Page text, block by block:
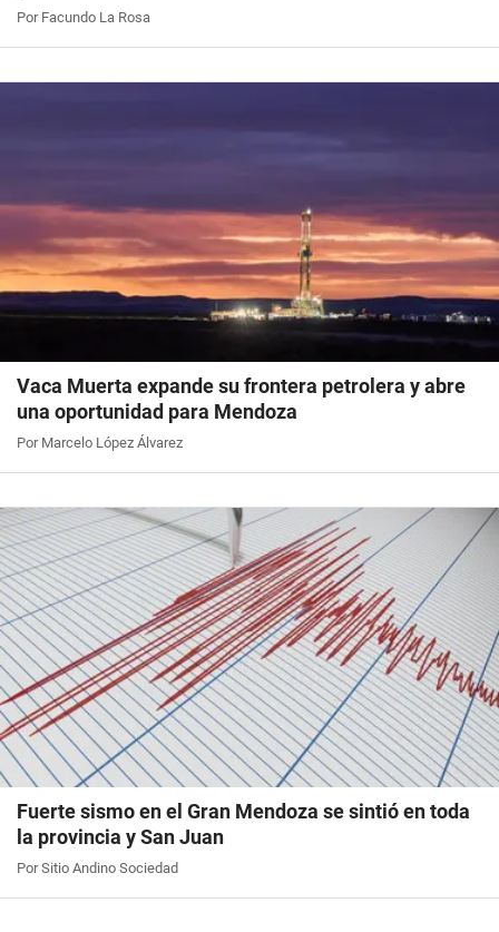
Por Facundo La Rosa
Vaca Muerta expande su frontera petrolera y abre
una oportunidad para Mendoza
Por Marcelo López Álvarez
Fuerte sismo en el Gran Mendoza se sintió en toda
la provincia y San Juan
Por Sitio Andino Sociedad